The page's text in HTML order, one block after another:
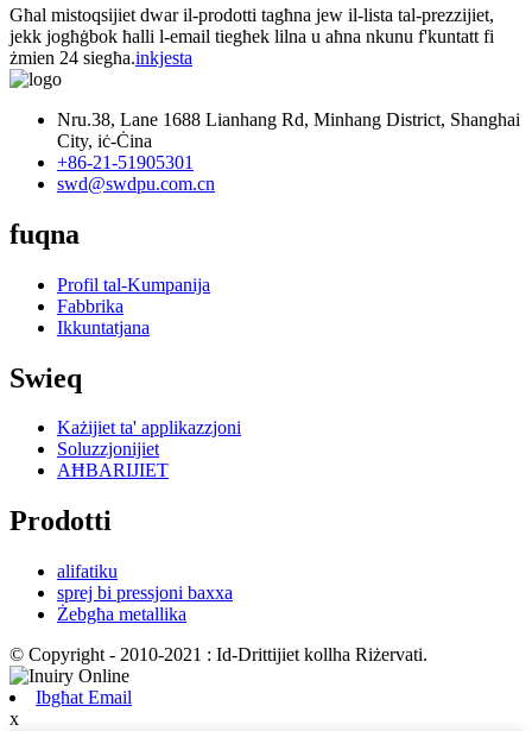
Għal mistoqsijiet dwar il-prodotti tagħna jew il-lista tal-prezzijiet,
jekk jogħġbok ħalli l-email tiegħek lilna u aħna nkunu f'kuntatt fi
żmien 24 siegħa.inkjesta
Nru.38, Lane 1688 Lianhang Rd, Minhang District, Shanghai
City, iċ-Ċina
+86-21-51905301
swd@swdpu.com.cn
fuqna
Profil tal-Kumpanija
Fabbrika
Ikkuntatjana
Swieq
Każijiet ta' applikazzjoni
Soluzzjonijiet
AĦBARIJIET
Prodotti
alifatiku
sprej bi pressjoni baxxa
Żebgħa metallika
© Copyright - 2010-2021 : Id-Drittijiet kollha Riżervati.
Ibgħat Email
x